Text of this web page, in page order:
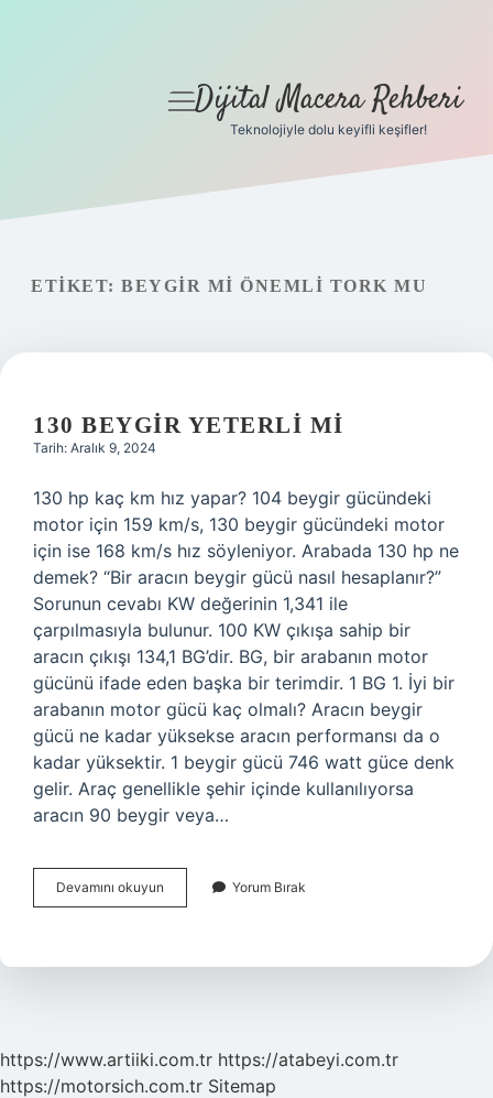
Gizlilik Politikası
menüyü
Dijital Macera Rehberi
Teknolojiyle dolu keyifli keşifler!
ETIKET: BEYGIR MI ÖNEMLI TORK MU
130 BEYGIR YETERLI MI
Tarih: Aralık 9, 2024
130 hp kaç km hız yapar? 104 beygir gücündeki
motor için 159 km/s, 130 beygir gücündeki motor
için ise 168 km/s hız söyleniyor. Arabada 130 hp ne
demek? “Bir aracın beygir gücü nasıl hesaplanır?”
Sorunun cevabı KW değerinin 1,341 ile
çarpılmasıyla bulunur. 100 KW çıkışa sahip bir
aracın çıkışı 134,1 BG’dir. BG, bir arabanın motor
gücünü ifade eden başka bir terimdir. 1 BG 1. İyi bir
arabanın motor gücü kaç olmalı? Aracın beygir
gücü ne kadar yüksekse aracın performansı da o
kadar yüksektir. 1 beygir gücü 746 watt güce denk
gelir. Araç genellikle şehir içinde kullanılıyorsa
aracın 90 beygir veya…
Devamını okuyun
Beygir
Yorum Bırak
https://www.artiiki.com.tr https://atabeyi.com.tr
https://motorsich.com.tr Sitemap